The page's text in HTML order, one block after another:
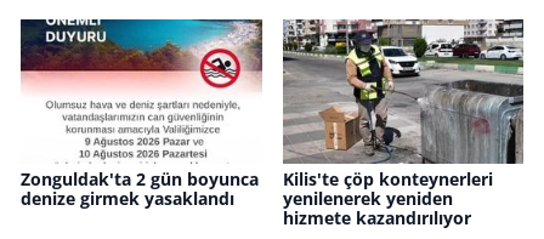
Zonguldak'ta 2 gün boyunca
denize girmek yasaklandı
Kilis'te çöp konteynerleri
yenilenerek yeniden
hizmete kazandırılıyor